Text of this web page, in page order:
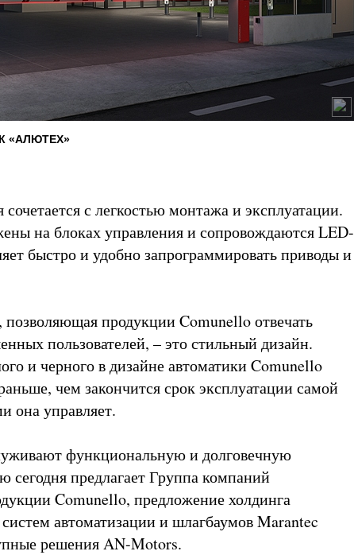
«АЛЮТЕХ»
с легкостью монтажа и эксплуатации.
на блоках управления и сопровождаются LED-
быстро и удобно запрограммировать приводы и
продукции Comunello отвечать
пользователей, – это стильный дизайн.
и черного в дизайне автоматики Comunello
чем закончится срок эксплуатации самой
она управляет.
функциональную и долговечную
сегодня предлагает Группа компаний
Comunello, предложение холдинга
автоматизации и шлагбаумов Marantec
решения AN-Motors.